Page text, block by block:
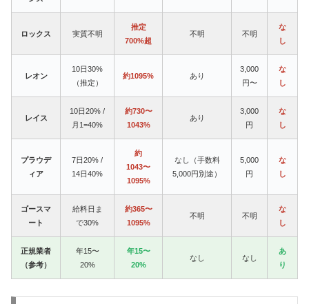
ロックス 実質不明
推定
700%超
不明 不明
な
し
レオン
10日30%
（推定）
約1095% あり
3,000
円〜
な
し
レイス
10日20% /
月1=40%
約730〜
1043%
あり
3,000
円
な
し
プラウデ
ィア
7日20% /
14日40%
約
1043〜
1095%
なし（手数料
5,000円別途）
5,000
円
な
し
ゴースマ
ート
給料日ま
で30%
約365〜
1095%
不明 不明
な
し
正規業者
（参考）
年15〜
20%
年15〜
20%
なし なし
あ
り